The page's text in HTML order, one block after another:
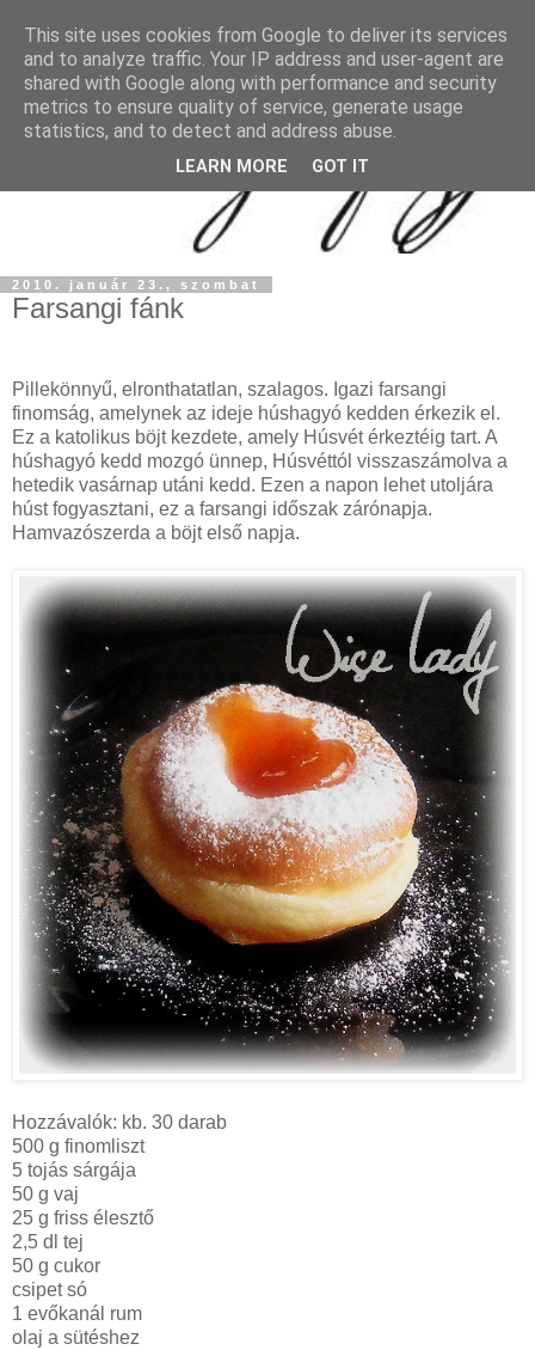
2010. január 23., szombat
Farsangi fánk
Pillekönnyű, elronthatatlan, szalagos. Igazi farsangi
finomság, amelynek az ideje húshagyó kedden érkezik el.
Ez a katolikus böjt kezdete, amely Húsvét érkeztéig tart. A
húshagyó kedd mozgó ünnep, Húsvéttól visszaszámolva a
hetedik vasárnap utáni kedd. Ezen a napon lehet utoljára
húst fogyasztani, ez a farsangi időszak zárónapja.
Hamvazószerda a böjt első napja.
Hozzávalók: kb. 30 darab
500 g finomliszt
5 tojás sárgája
50 g vaj
25 g friss élesztő
2,5 dl tej
50 g cukor
csipet só
1 evőkanál rum
olaj a sütéshez
This site uses cookies from Google to deliver its services
and to analyze traffic. Your IP address and user-agent are
shared with Google along with performance and security
metrics to ensure quality of service, generate usage
statistics, and to detect and address abuse.
LEARN MORE GOT IT